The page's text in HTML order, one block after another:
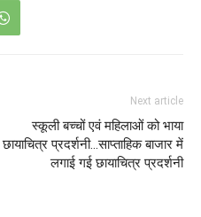
Next article
स्कूली बच्चों एवं महिलाओं को भाया
छायाचित्र प्रदर्शनी...साप्ताहिक बाजार में
लगाई गई छायाचित्र प्रदर्शनी